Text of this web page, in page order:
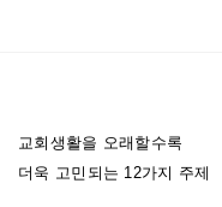
교회생활을 오래할수록
더욱 고민되는 12가지 주제